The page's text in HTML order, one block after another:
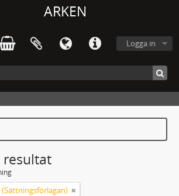
ARKEN
Logga in
resultat
(Sättningsförlagan)